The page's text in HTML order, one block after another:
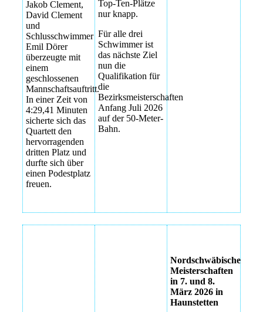
Jakob Clement,
David Clement
und
Schlusschwimmer
Emil Dörer
überzeugte mit
einem
geschlossenen
Mannschaftsauftritt.
In einer Zeit von
4:29,41 Minuten
sicherte sich das
Quartett den
hervorragenden
dritten Platz und
durfte sich über
einen Podestplatz
freuen.
Top-Ten-Plätze
nur knapp.
Für alle drei
Schwimmer ist
das nächste Ziel
nun die
Qualifikation für
die
Bezirksmeisterschaften
Anfang Juli 2026
auf der 50-Meter-
Bahn.
Nordschwäbische_26
Nordschwäbische
Meisterschaften
in 7. und 8.
März 2026 in
Haunstetten